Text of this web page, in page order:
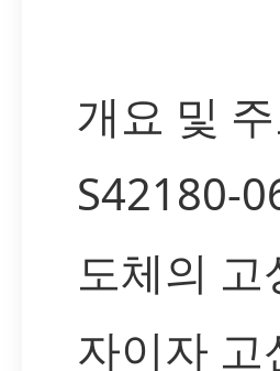
개요 및
S42180-
도체의 고
자이자